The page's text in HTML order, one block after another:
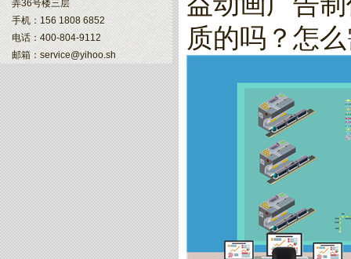
弄36号楼三层
手机：156 1808 6852
电话：400-804-9112
邮箱：service@yihoo.sh
质的吗？怎